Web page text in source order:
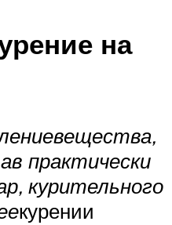
на
вещества,
практически
курительного
курении